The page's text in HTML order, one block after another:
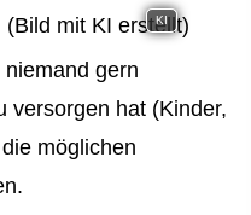
KI
gern
versorgen hat (Kinder,
möglichen